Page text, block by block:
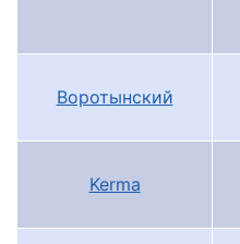
Воротынский
Kerma